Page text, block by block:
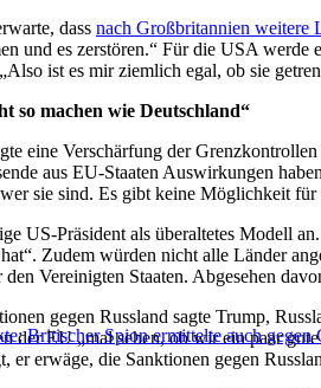
dass nach Großbritannien weitere
und es zerstören.“ Für die USA werde
ist es mir ziemlich egal, ob sie
so machen wie Deutschland“
eine Verschärfung der
aus EU-Staaten Auswirkungen
sie sind. Es gibt keine Möglichkeit für
US-Präsident als überaltetes Modell
Zudem würden nicht alle Länder
den Vereinigten Staaten. Abgesehen
Britischer Spion ermittelte auch gegen
gegen Russland sagte Trump,
der EU „mal sehen, ob wir ein paar
er erwäge, die Sanktionen gegen